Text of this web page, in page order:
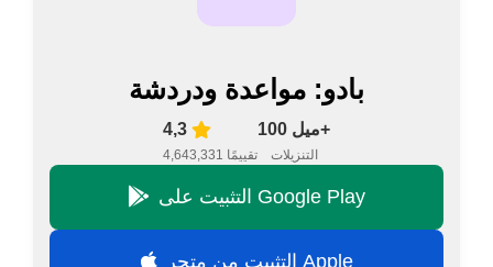
بادو: مواعدة ودردشة
4,3
4,643,331 تقييمًا
100 ميل+
التنزيلات
التثبيت على Google Play
التثبيت من متجر Apple